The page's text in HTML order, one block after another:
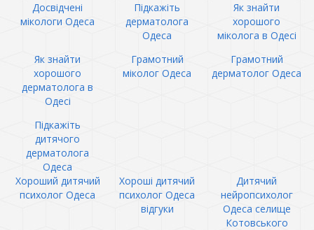
Досвідчені
мікологи Одеса
Підкажіть
дерматолога
Одеса
Як знайти
хорошого
міколога в Одесі
Як знайти
хорошого
дерматолога в
Одесі
Грамотний
міколог Одеса
Грамотний
дерматолог Одеса
Підкажіть
дитячого
дерматолога
Одеса
Хороший дитячий
психолог Одеса
Хороші дитячий
психолог Одеса
відгуки
Дитячий
нейропсихолог
Одеса селище
Котовського